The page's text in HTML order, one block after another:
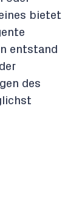
bietet
entstand
des